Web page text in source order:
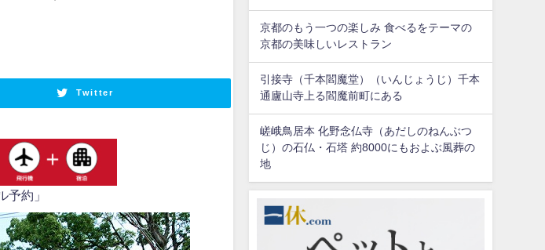
Twitter
予約」
京都のもう一つの楽しみ 食べるをテーマの
京都の美味しいレストラン
引接寺（千本閻魔堂）（いんじょうじ）千本
通廬山寺上る閻魔前町にある
嵯峨鳥居本 化野念仏寺（あだしのねんぶつ
じ）の石仏・石塔 約8000にもおよぶ風葬の
地